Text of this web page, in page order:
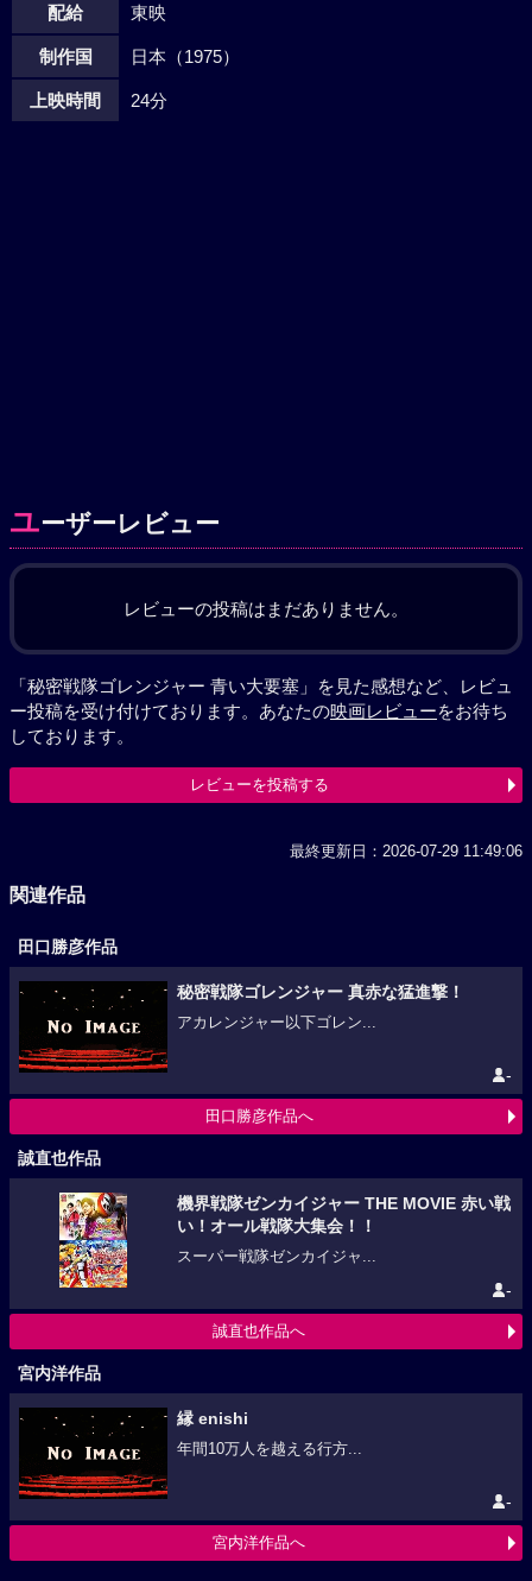
配給 東映
制作国 日本（1975）
上映時間 24分
ユーザーレビュー
レビューの投稿はまだありません。
「秘密戦隊ゴレンジャー 青い大要塞」を見た感想など、レビュ
ー投稿を受け付けております。あなたの映画レビューをお待ち
しております。
レビューを投稿する
最終更新日：2026-07-29 11:49:06
関連作品
田口勝彦作品
秘密戦隊ゴレンジャー 真赤な猛進撃！
アカレンジャー以下ゴレン...
-
田口勝彦作品へ
誠直也作品
機界戦隊ゼンカイジャー THE MOVIE 赤い戦
い！オール戦隊大集会！！
スーパー戦隊ゼンカイジャ...
-
誠直也作品へ
宮内洋作品
縁 enishi
年間10万人を越える行方...
-
宮内洋作品へ